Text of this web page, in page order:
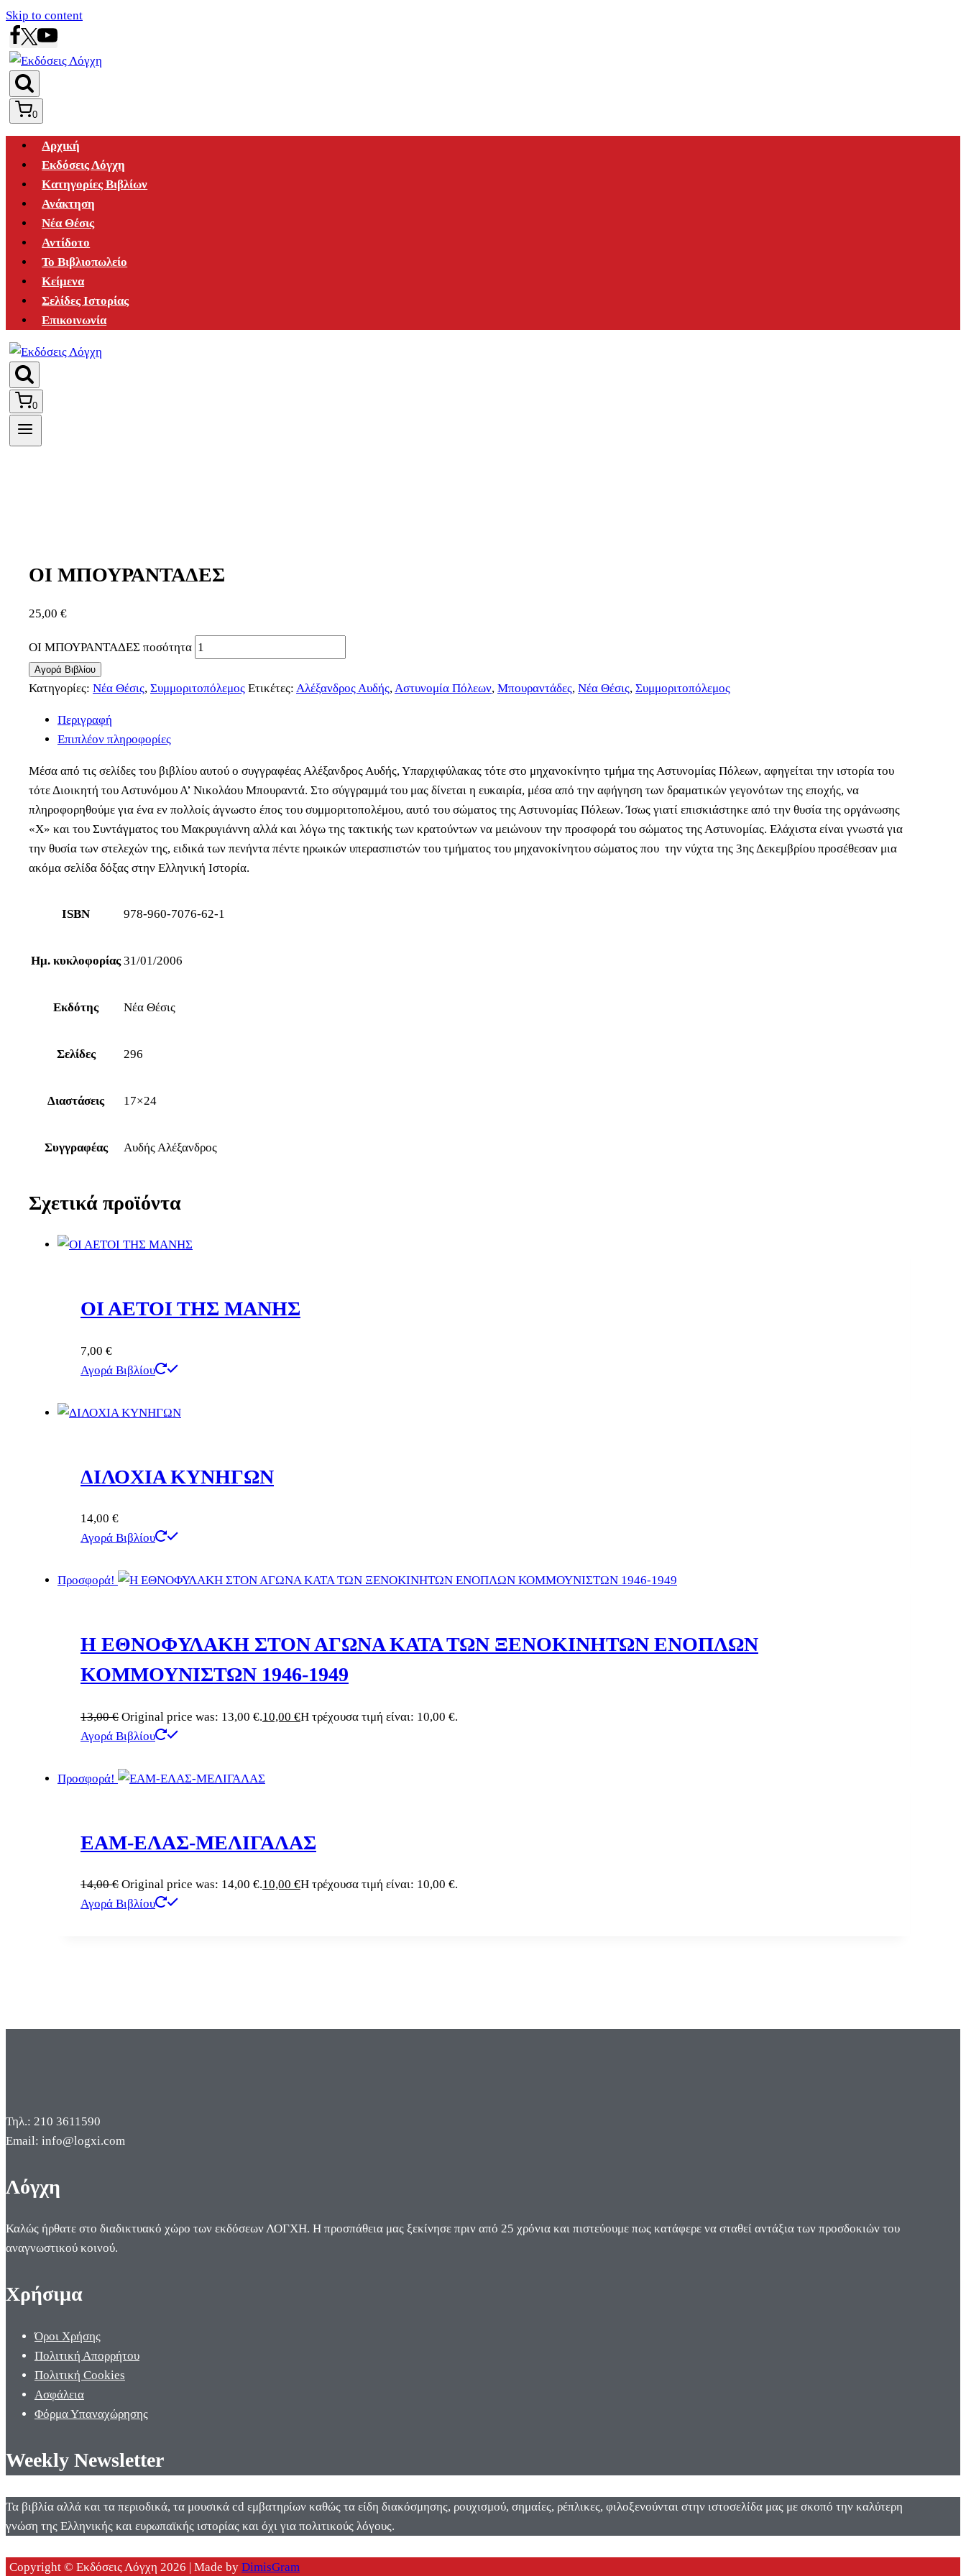
Skip to content
0
Αρχική
Εκδόσεις Λόγχη
Κατηγορίες Βιβλίων
Ανάκτηση
Νέα Θέσις
Αντίδοτο
Το Βιβλιοπωλείο
Κείμενα
Σελίδες Ιστορίας
Επικοινωνία
0
ΟΙ ΜΠΟΥΡΑΝΤΑΔΕΣ
25,00 €
ΟΙ ΜΠΟΥΡΑΝΤΑΔΕΣ ποσότητα
Αγορά Βιβλίου
Κατηγορίες: Νέα Θέσις, Συμμοριτοπόλεμος Ετικέτες: Αλέξανδρος Αυδής, Αστυνομία Πόλεων, Μπουραντάδες, Νέα Θέσις, Συμμοριτοπόλεμος
Περιγραφή
Επιπλέον πληροφορίες
Μέσα από τις σελίδες του βιβλίου αυτού ο συγγραφέας Αλέξανδρος Αυδής, Υπαρχιφύλακας τότε στο μηχανοκίνητο τμήμα της Αστυνομίας Πόλεων, αφηγείται την ιστορία του
τότε Διοικητή του Αστυνόμου Α’ Νικολάου Μπουραντά. Στο σύγγραμμά του μας δίνεται η ευκαιρία, μέσα από την αφήγηση των δραματικών γεγονότων της εποχής, να
πληροφορηθούμε για ένα εν πολλοίς άγνωστο έπος του συμμοριτοπολέμου, αυτό του σώματος της Αστυνομίας Πόλεων. Ίσως γιατί επισκιάστηκε από την θυσία της οργάνωσης
«Χ» και του Συντάγματος του Μακρυγιάννη αλλά και λόγω της τακτικής των κρατούντων να μειώνουν την προσφορά του σώματος της Αστυνομίας. Ελάχιστα είναι γνωστά για
την θυσία των στελεχών της, ειδικά των πενήντα πέντε ηρωικών υπερασπιστών του τμήματος του μηχανοκίνητου σώματος που την νύχτα της 3ης Δεκεμβρίου προσέθεσαν μια
ακόμα σελίδα δόξας στην Ελληνική Ιστορία.
ISBN 978-960-7076-62-1
Ημ. κυκλοφορίας 31/01/2006
Εκδότης Νέα Θέσις
Σελίδες 296
Διαστάσεις 17×24
Συγγραφέας Αυδής Αλέξανδρος
Σχετικά προϊόντα
ΟΙ ΑΕΤΟΙ ΤΗΣ ΜΑΝΗΣ
7,00 €
Αγορά Βιβλίου
ΔΙΛΟΧΙΑ ΚΥΝΗΓΩΝ
14,00 €
Αγορά Βιβλίου
Προσφορά!
Η ΕΘΝΟΦΥΛΑΚΗ ΣΤΟΝ ΑΓΩΝΑ ΚΑΤΑ ΤΩΝ ΞΕΝΟΚΙΝΗΤΩΝ ΕΝΟΠΛΩΝ
ΚΟΜΜΟΥΝΙΣΤΩΝ 1946-1949
13,00€ Original price was: 13,00 €.10,00 €Η τρέχουσα τιμή είναι: 10,00 €.
Αγορά Βιβλίου
Προσφορά!
ΕΑΜ-ΕΛΑΣ-ΜΕΛΙΓΑΛΑΣ
14,00€ Original price was: 14,00 €.10,00 €Η τρέχουσα τιμή είναι: 10,00 €.
Αγορά Βιβλίου
Τηλ.: 210 3611590
Email: info@logxi.com
Λόγχη
Καλώς ήρθατε στο διαδικτυακό χώρο των εκδόσεων ΛΟΓΧΗ. Η προσπάθεια μας ξεκίνησε πριν από 25 χρόνια και πιστεύουμε πως κατάφερε να σταθεί αντάξια των προσδοκιών του
αναγνωστικού κοινού.
Χρήσιμα
Όροι Χρήσης
Πολιτική Απορρήτου
Πολιτική Cookies
Ασφάλεια
Φόρμα Υπαναχώρησης
Weekly Newsletter
Τα βιβλία αλλά και τα περιοδικά, τα μουσικά cd εμβατηρίων καθώς τα είδη διακόσμησης, ρουχισμού, σημαίες, ρέπλικες, φιλοξενούνται στην ιστοσελίδα μας με σκοπό την καλύτερη
γνώση της Ελληνικής και ευρωπαϊκής ιστορίας και όχι για πολιτικούς λόγους.
Copyright © Εκδόσεις Λόγχη 2026 | Made by DimisGram